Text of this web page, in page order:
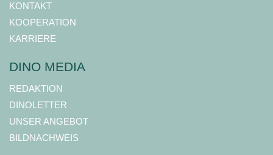
KONTAKT
KOOPERATION
KARRIERE
DINO MEDIA
REDAKTION
DINOLETTER
UNSER ANGEBOT
BILDNACHWEIS